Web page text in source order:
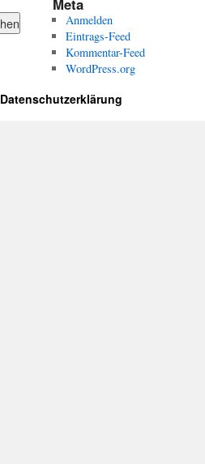
Meta
Anmelden
Eintrags-Feed
Kommentar-Feed
WordPress.org
Datenschutzerklärung